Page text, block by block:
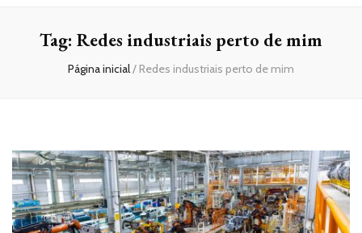
Tag: Redes industriais perto de mim
Página inicial/ Redes industriais perto de mim